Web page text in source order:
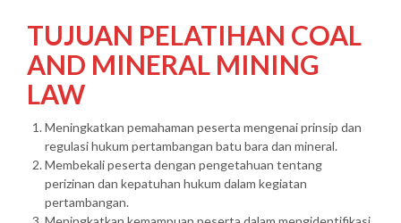
TUJUAN PELATIHAN COAL
AND MINERAL MINING
LAW
Meningkatkan pemahaman peserta mengenai prinsip dan
regulasi hukum pertambangan batu bara dan mineral.
Membekali peserta dengan pengetahuan tentang
perizinan dan kepatuhan hukum dalam kegiatan
pertambangan.